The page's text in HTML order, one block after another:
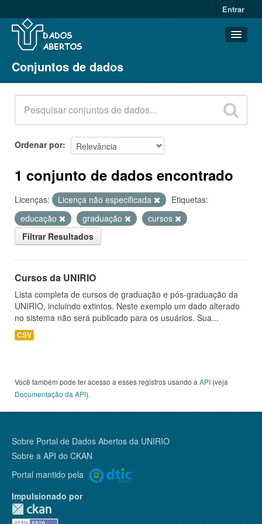
Entrar
Conjuntos de dados
Organizações
Grupos
Sobre
Conjuntos de dados
Ordenar por
1 conjunto de dados encontrado
Licenças: Licença não especificada
Etiquetas:
educação
graduação
cursos
Filtrar Resultados
Cursos da UNIRIO
Lista completa de cursos de graduação e pós-graduação da
UNIRIO, incluindo extintos. Neste exemplo um dado alterado
no sistema não será publicado para os usuários. Sua...
CSV
Você também pode ter acesso a esses registros usando a API (veja
Documentação da API).
Sobre Portal de Dados Abertos da UNIRIO
Sobre a API do CKAN
Portal mantido pela
Impulsionado por